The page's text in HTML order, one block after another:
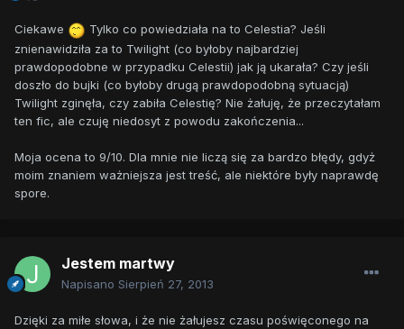
Ciekawe
Tylko co powiedziała na to Celestia? Jeśli
znienawidziła za to Twilight (co byłoby najbardziej
prawdopodobne w przypadku Celestii) jak ją ukarała? Czy jeśli
doszło do bujki (co byłoby drugą prawdopodobną sytuacją)
Twilight zginęła, czy zabiła Celestię? Nie żałuję, że przeczytałam
ten fic, ale czuję niedosyt z powodu zakończenia...
Moja ocena to 9/10. Dla mnie nie liczą się za bardzo błędy, gdyż
moim znaniem ważniejsza jest treść, ale niektóre były naprawdę
spore.
Jestem martwy
Napisano Sierpień 27, 2013
Dzięki za miłe słowa, i że nie żałujesz czasu poświęconego na